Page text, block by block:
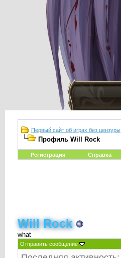
Первый сайт об играх без цензуры
Профиль Will Rock
Регистрация Справка
Will Rock
what
Отправить сообщение